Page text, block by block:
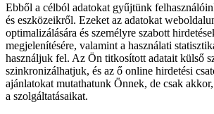
Ebből a célból adatokat gyűjtünk
és eszközeikről. Ezeket az adatokat
optimalizálására és személyre szabott
megjelenítésére, valamint a használati
használjuk fel. Az Ön titkosított adatait külső
szinkronizálhatjuk, és az ő online hirdetési
ajánlatokat mutathatunk Önnek, de csak
a szolgáltatásaikat.